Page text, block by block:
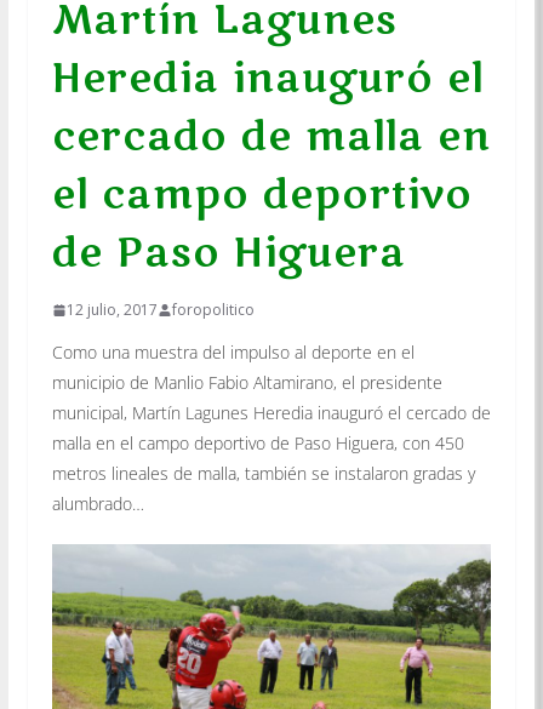
Martín Lagunes
Heredia inauguró el
cercado de malla en
el campo deportivo
de Paso Higuera
12 julio, 2017 foropolitico
Como una muestra del impulso al deporte en el
municipio de Manlio Fabio Altamirano, el presidente
municipal, Martín Lagunes Heredia inauguró el cercado de
malla en el campo deportivo de Paso Higuera, con 450
metros lineales de malla, también se instalaron gradas y
alumbrado…